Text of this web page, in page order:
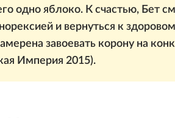
одно яблоко. К счастью, Бет
и вернуться к
завоевать корону на
Империя 2015).